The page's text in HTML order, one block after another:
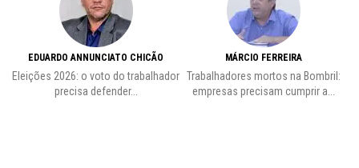
EDUARDO ANNUNCIATO CHICÃO
Eleições 2026: o voto do trabalhador
precisa defender...
MÁRCIO FERREIRA
Trabalhadores mortos na Bombril:
empresas precisam cumprir a...